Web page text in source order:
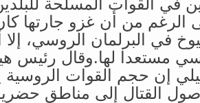
في القوات المسلحة
الرغم من أن غزو جارتها
في البرلمان الروسي،
مستعدا لها.وقال رئيس
إن حجم القوات الروسية
القتال إلى مناطق